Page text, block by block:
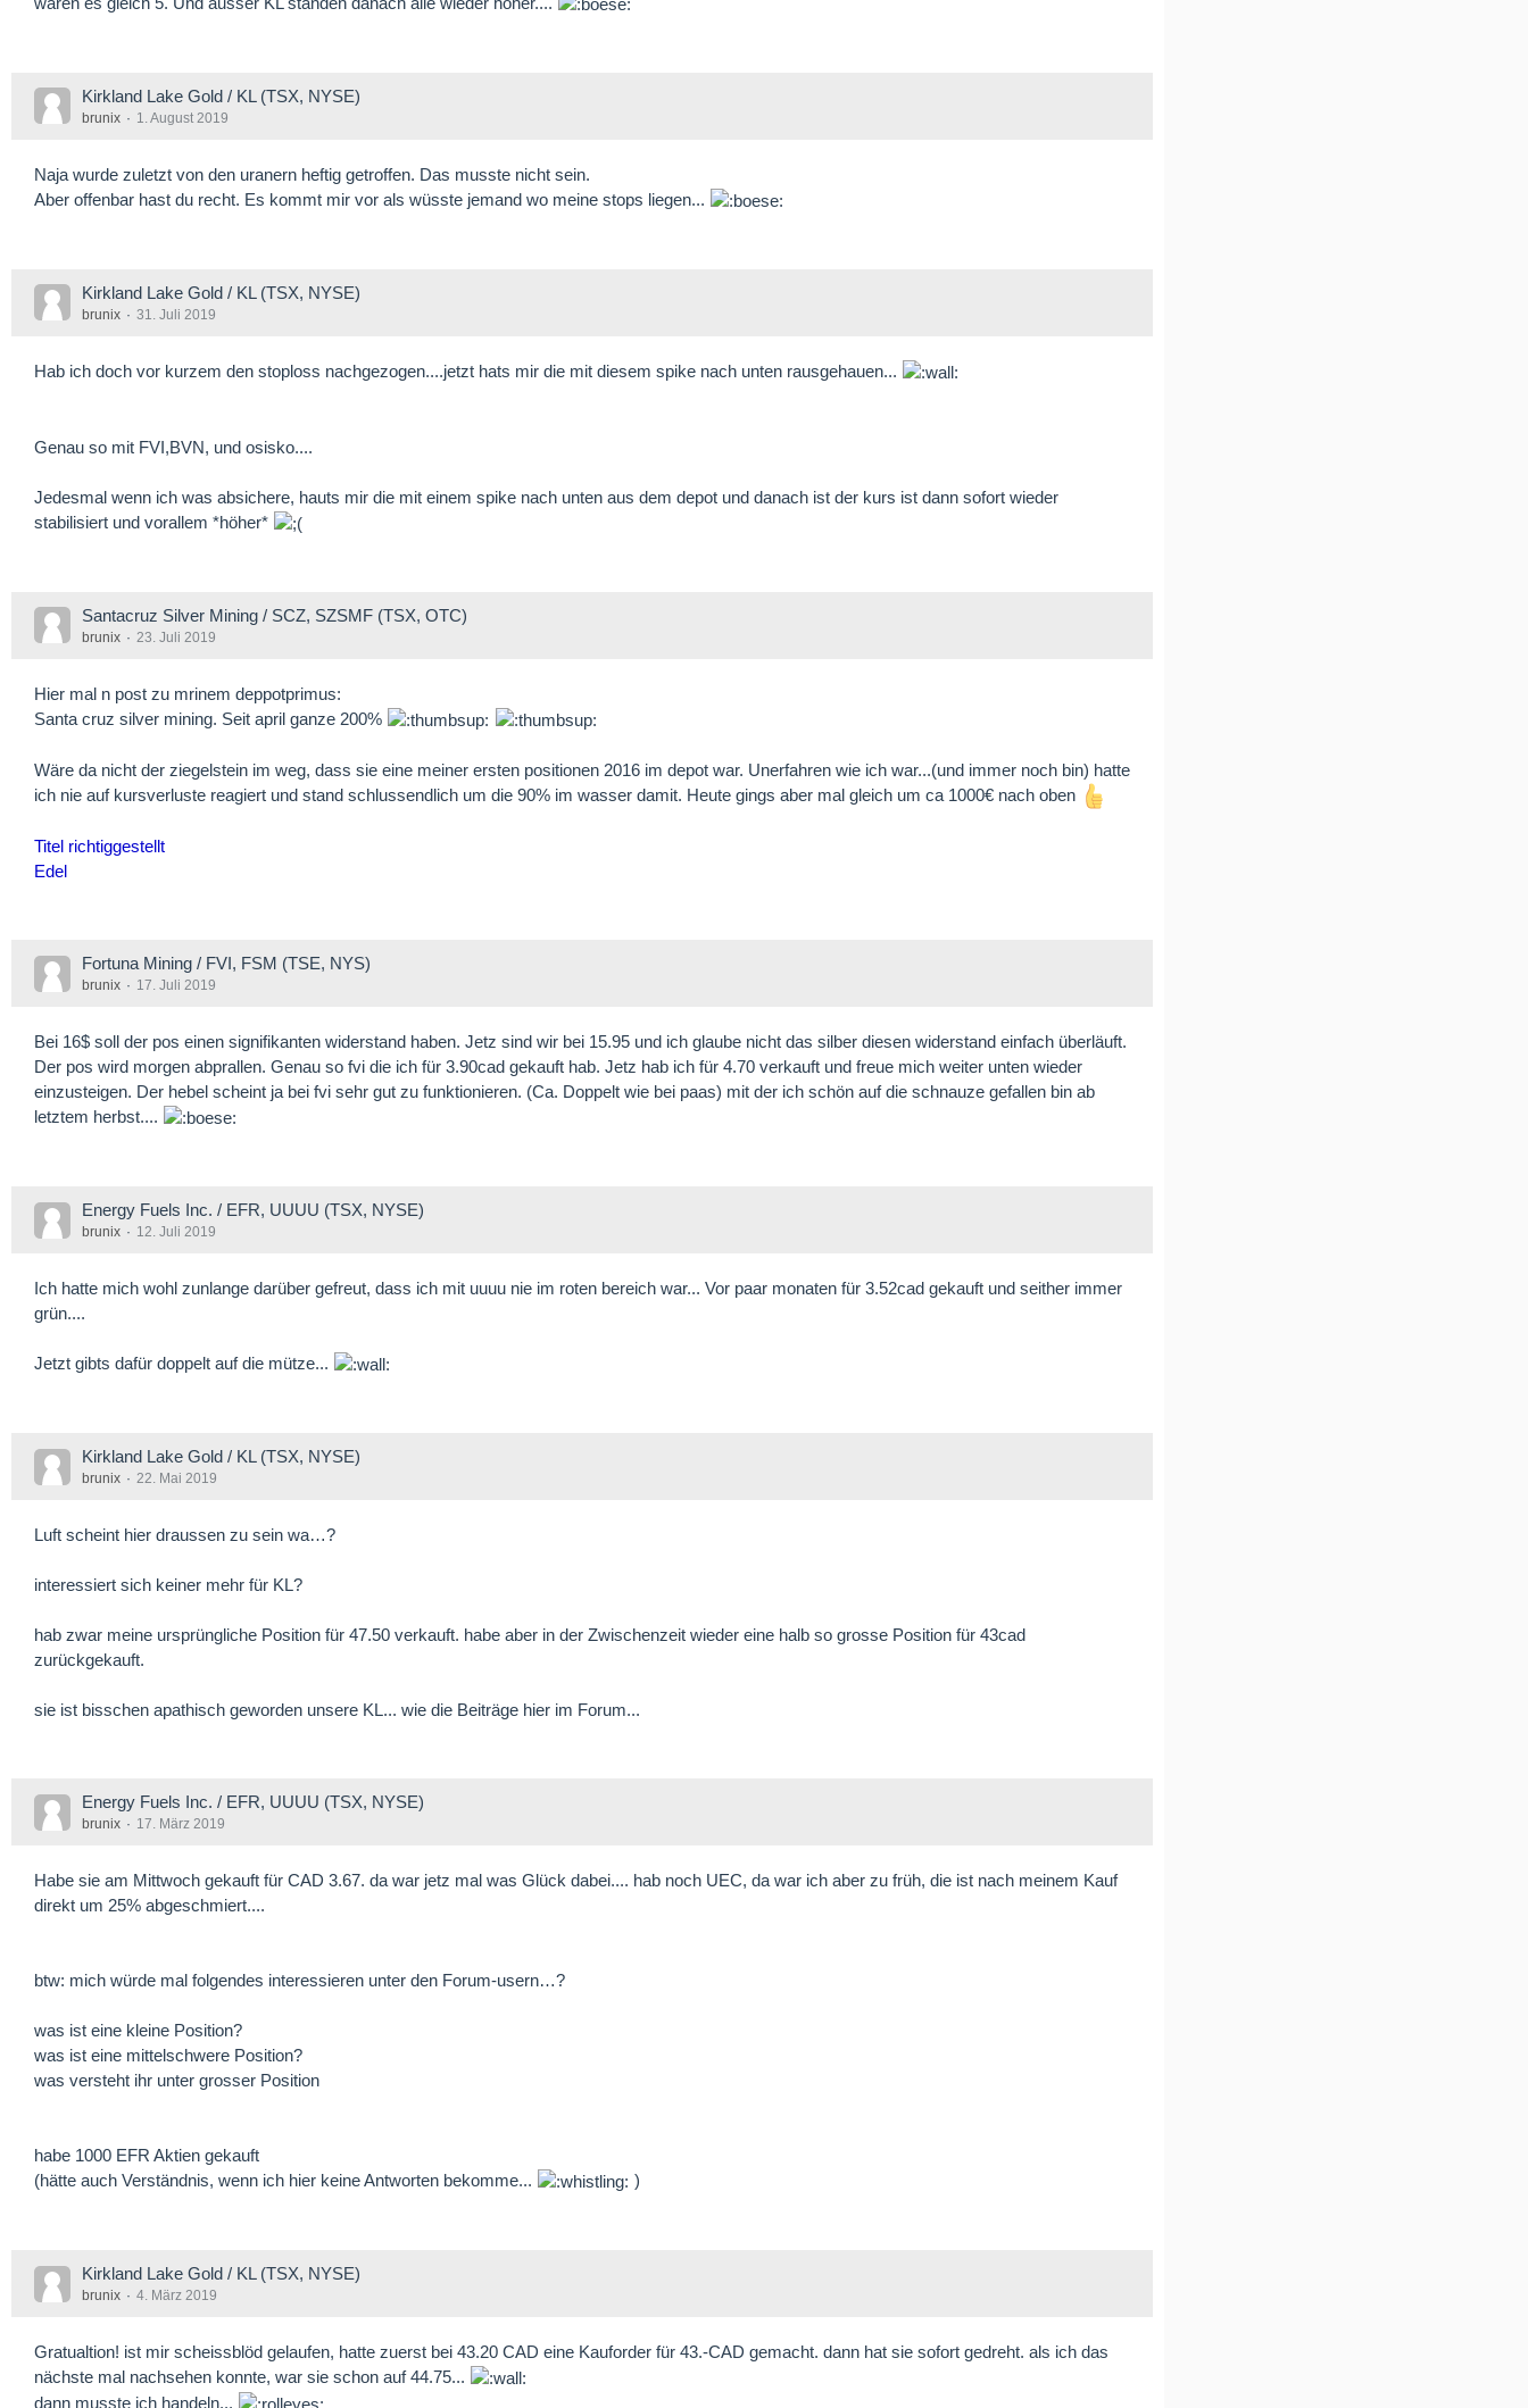
Kirkland Lake Gold / KL (TSX, NYSE)
brunix 1. August 2019
Naja wurde zuletzt von den uranern heftig getroffen. Das musste nicht sein.
Aber offenbar hast du recht. Es kommt mir vor als wüsste jemand wo meine stops liegen...
Kirkland Lake Gold / KL (TSX, NYSE)
brunix 31. Juli 2019
Hab ich doch vor kurzem den stoploss nachgezogen....jetzt hats mir die mit diesem spike nach unten rausgehauen...
Genau so mit FVI,BVN, und osisko....
Jedesmal wenn ich was absichere, hauts mir die mit einem spike nach unten aus dem depot und danach ist der kurs ist dann sofort wieder
stabilisiert und vorallem *höher*
Santacruz Silver Mining / SCZ, SZSMF (TSX, OTC)
brunix 23. Juli 2019
Hier mal n post zu mrinem deppotprimus:
Santa cruz silver mining. Seit april ganze 200%
Wäre da nicht der ziegelstein im weg, dass sie eine meiner ersten positionen 2016 im depot war. Unerfahren wie ich war...(und immer noch bin) hatte
ich nie auf kursverluste reagiert und stand schlussendlich um die 90% im wasser damit. Heute gings aber mal gleich um ca 1000€ nach oben
Titel richtiggestellt
Edel
Fortuna Mining / FVI, FSM (TSE, NYS)
brunix 17. Juli 2019
Bei 16$ soll der pos einen signifikanten widerstand haben. Jetz sind wir bei 15.95 und ich glaube nicht das silber diesen widerstand einfach überläuft.
Der pos wird morgen abprallen. Genau so fvi die ich für 3.90cad gekauft hab. Jetz hab ich für 4.70 verkauft und freue mich weiter unten wieder
einzusteigen. Der hebel scheint ja bei fvi sehr gut zu funktionieren. (Ca. Doppelt wie bei paas) mit der ich schön auf die schnauze gefallen bin ab
letztem herbst....
Energy Fuels Inc. / EFR, UUUU (TSX, NYSE)
brunix 12. Juli 2019
Ich hatte mich wohl zunlange darüber gefreut, dass ich mit uuuu nie im roten bereich war... Vor paar monaten für 3.52cad gekauft und seither immer
grün....
Jetzt gibts dafür doppelt auf die mütze...
Kirkland Lake Gold / KL (TSX, NYSE)
brunix 22. Mai 2019
Luft scheint hier draussen zu sein wa…?
interessiert sich keiner mehr für KL?
hab zwar meine ursprüngliche Position für 47.50 verkauft. habe aber in der Zwischenzeit wieder eine halb so grosse Position für 43cad
zurückgekauft.
sie ist bisschen apathisch geworden unsere KL... wie die Beiträge hier im Forum...
Energy Fuels Inc. / EFR, UUUU (TSX, NYSE)
brunix 17. März 2019
Habe sie am Mittwoch gekauft für CAD 3.67. da war jetz mal was Glück dabei.... hab noch UEC, da war ich aber zu früh, die ist nach meinem Kauf
direkt um 25% abgeschmiert....
btw: mich würde mal folgendes interessieren unter den Forum-usern…?
was ist eine kleine Position?
was ist eine mittelschwere Position?
was versteht ihr unter grosser Position
habe 1000 EFR Aktien gekauft
(hätte auch Verständnis, wenn ich hier keine Antworten bekomme...
)
Kirkland Lake Gold / KL (TSX, NYSE)
brunix 4. März 2019
Gratualtion! ist mir scheissblöd gelaufen, hatte zuerst bei 43.20 CAD eine Kauforder für 43.-CAD gemacht. dann hat sie sofort gedreht. als ich das
nächste mal nachsehen konnte, war sie schon auf 44.75...
dann musste ich handeln...